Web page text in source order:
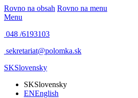
Rovno na obsah Rovno na menu
Menu
048 /6193103
sekretariat@polomka.sk
SKSlovensky
SKSlovensky
ENEnglish